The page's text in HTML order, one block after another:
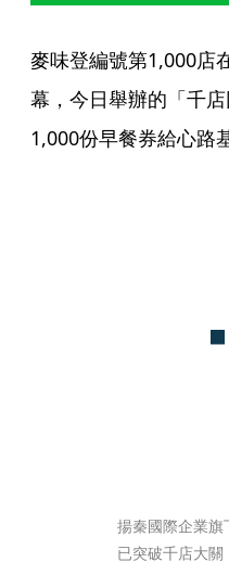
麥味登編號第1,000店
幕，今日舉辦的「千
1,000份早餐券給心路
揚秦國際企業
已突破千店大關